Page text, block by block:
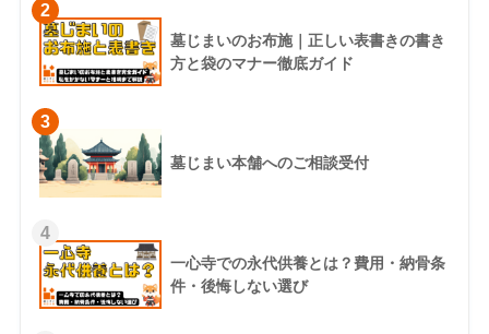
2
墓じまいのお布施｜正しい表書きの書き
方と袋のマナー徹底ガイド
3
墓じまい本舗へのご相談受付
4
一心寺での永代供養とは？費用・納骨条
件・後悔しない選び